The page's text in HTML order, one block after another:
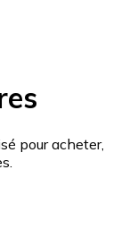
pour acheter,